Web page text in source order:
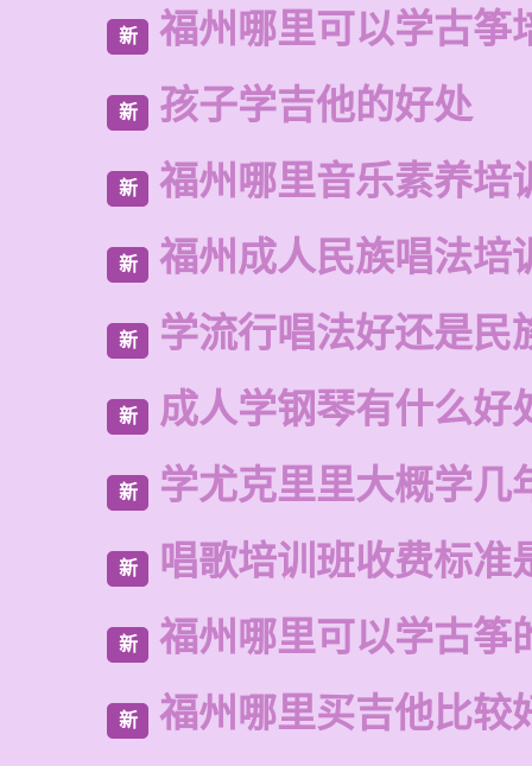
新 福州哪里可以学古筝
新 孩子学吉他的好处
新 福州哪里音乐素养培
新 福州成人民族唱法培
新 学流行唱法好还是民
新 成人学钢琴有什么好
新 学尤克里里大概学几
新 唱歌培训班收费标准
新 福州哪里可以学古筝
新 福州哪里买吉他比较